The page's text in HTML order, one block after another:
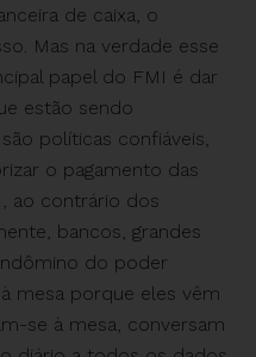
de caixa, o
Mas na verdade esse
papel do FMI é dar
estão sendo
políticas confiáveis,
o pagamento das
ao contrário dos
bancos, grandes
do poder
mesa porque eles vêm
se à mesa, conversam